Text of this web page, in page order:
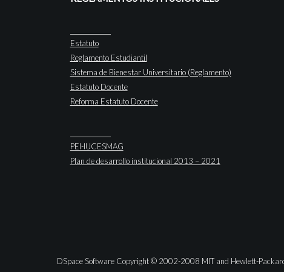
Estatuto
Reglamento Estudiantil
Sistema de Bienestar Universitario (Reglamento)
Estatuto Docente
Reforma Estatuto Docente
PEI-IUCESMAG
Plan de desarrollo institucional 2013 – 2021
DSpace Software Copyright © 2002-2008 MIT and Hewlett-